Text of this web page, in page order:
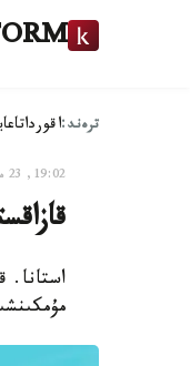
ترەند:اقوردا
19:02, 23 ماۋسىم 2017
استانا.